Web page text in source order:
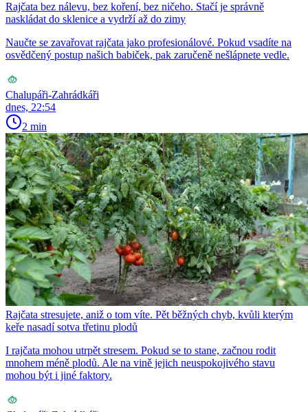
Rajčata bez nálevu, bez koření, bez ničeho. Stačí je správně
naskládat do sklenice a vydrží až do zimy
Naučte se zavařovat rajčata jako profesionálové. Pokud vsadíte na
osvědčený postup našich babiček, pak zaručeně nešlápnete vedle.
Chalupáři-Zahrádkáři
dnes, 22:54
2 min
Rajčata stresujete, aniž o tom víte. Pět běžných chyb, kvůli kterým
keře nasadí sotva třetinu plodů
I rajčata mohou utrpět stresem. Pokud se to stane, začnou rodit
mnohem méně plodů. Ale na vině jejich neuspokojivého stavu
mohou být i jiné faktory.